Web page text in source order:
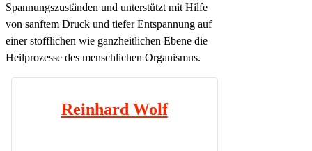
Spannungszuständen und unterstützt mit Hilfe
von sanftem Druck und tiefer Entspannung auf
einer stofflichen wie ganzheitlichen Ebene die
Heilprozesse des menschlichen Organismus.
Reinhard Wolf